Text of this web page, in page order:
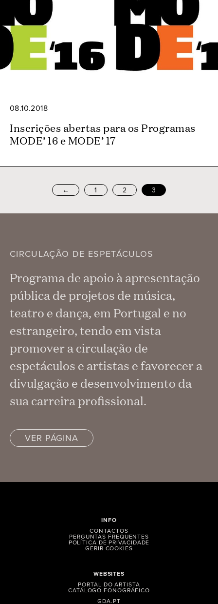
08.10.2018
Inscrições abertas para os Programas
MODE’ 16 e MODE’ 17
← 1 2 3
CIRCULAÇÃO DE ESPETÁCULOS
Programa de apoio à apresentação
pública de projetos de música,
teatro e dança, em Portugal e no
estrangeiro, tendo em vista
promover a circulação de
espetáculos e artistas e favorecer a
divulgação e desenvolvimento da
sua carreira profissional.
VER PÁGINA
WEBSITES
PORTAL DO ARTISTA
CATÁLOGO FONOGRÁFICO
GDA.PT
INFO
CONTACTOS
PERGUNTAS FREQUENTES
POLÍTICA DE PRIVACIDADE
GERIR COOKIES